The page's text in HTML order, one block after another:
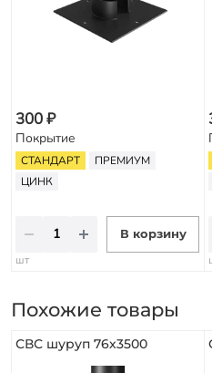
300 ₽
Покрытие
СТАНДАРТ
ПРЕМИУМ
ЦИНК
В корзину
шт
Похожие товары
СВС шуруп 76х3500